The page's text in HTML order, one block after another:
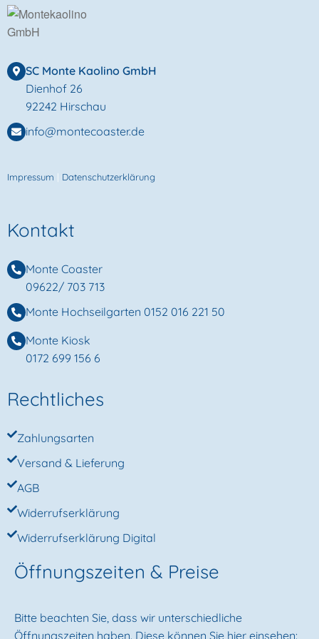
SC Monte Kaolino GmbH
Dienhof 26
92242 Hirschau
info@montecoaster.de
Impressum | Datenschutzerklärung
Kontakt
Monte Coaster
09622/ 703 713
Monte Hochseilgarten 0152 016 221 50
Monte Kiosk
0172 699 156 6
Rechtliches
Zahlungsarten
Versand & Lieferung
AGB
Widerrufserklärung
Widerrufserklärung Digital
Öffnungszeiten & Preise
Bitte beachten Sie, dass wir unterschiedliche
Öffnungszeiten haben. Diese können Sie hier einsehen: